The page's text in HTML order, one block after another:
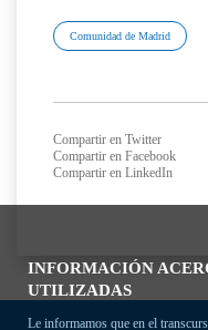
INFORMACIÓN
UTILIZADAS
Le informamos que en el
Comunidad de Madrid
Compartir en Twitter
Compartir en Facebook
Compartir en LinkedIn